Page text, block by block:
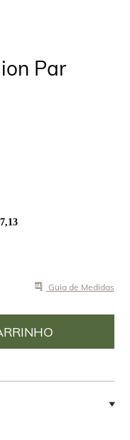
Par
Guia de Medidas